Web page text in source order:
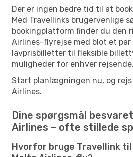
Der er ingen bedre tid til at
Med Travellinks brugervenlige
bookingplatform finder du den
Airlines-flyrejse med blot et par
lavprisbilletter til fleksible
muligheder for enhver rejsende.
Start planlægningen nu, og rejs
Airlines.
Dine spørgsmål
Airlines – ofte stillede
Hvorfor bruge Travellink til